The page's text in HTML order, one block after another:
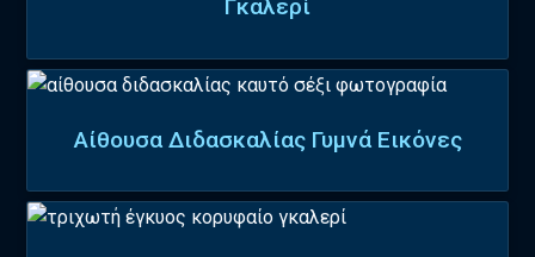
Γκαλερί
Αίθουσα Διδασκαλίας Γυμνά Εικόνες